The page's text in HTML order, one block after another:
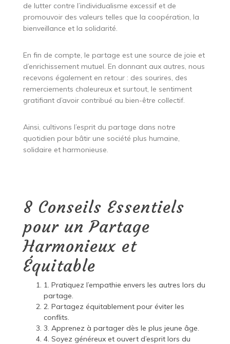
de lutter contre l’individualisme excessif et de
promouvoir des valeurs telles que la coopération, la
bienveillance et la solidarité.
En fin de compte, le partage est une source de joie et
d’enrichissement mutuel. En donnant aux autres, nous
recevons également en retour : des sourires, des
remerciements chaleureux et surtout, le sentiment
gratifiant d’avoir contribué au bien-être collectif.
Ainsi, cultivons l’esprit du partage dans notre
quotidien pour bâtir une société plus humaine,
solidaire et harmonieuse.
8 Conseils Essentiels
pour un Partage
Harmonieux et
Équitable
1. Pratiquez l’empathie envers les autres lors du
partage.
2. Partagez équitablement pour éviter les
conflits.
3. Apprenez à partager dès le plus jeune âge.
4. Soyez généreux et ouvert d’esprit lors du